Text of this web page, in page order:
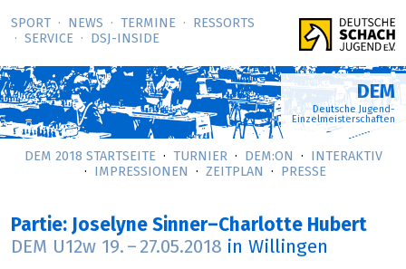
SPORT NEWS TERMINE
RESSORTS
SERVICE
DSJ-­INSIDE
DEM
Deutsche Jugend-
Einzelmeisterschaften
DEM 2018 STARTSEITE TURNIER DEM:ON
INTERAKTIV
IMPRESSIONEN
ZEITPLAN PRESSE
Partie: Joselyne Sinner–Charlotte Hubert
DEM U12w 19. – 27.05.2018 in Willingen